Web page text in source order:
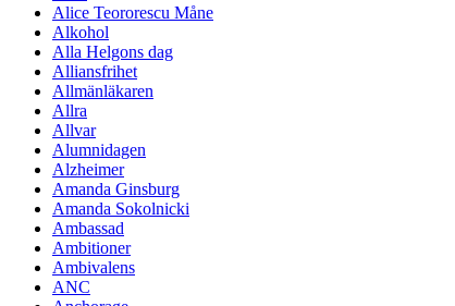
Alice Teororescu Måne
Alkohol
Alla Helgons dag
Alliansfrihet
Allmänläkaren
Allra
Allvar
Alumnidagen
Alzheimer
Amanda Ginsburg
Amanda Sokolnicki
Ambassad
Ambitioner
Ambivalens
ANC